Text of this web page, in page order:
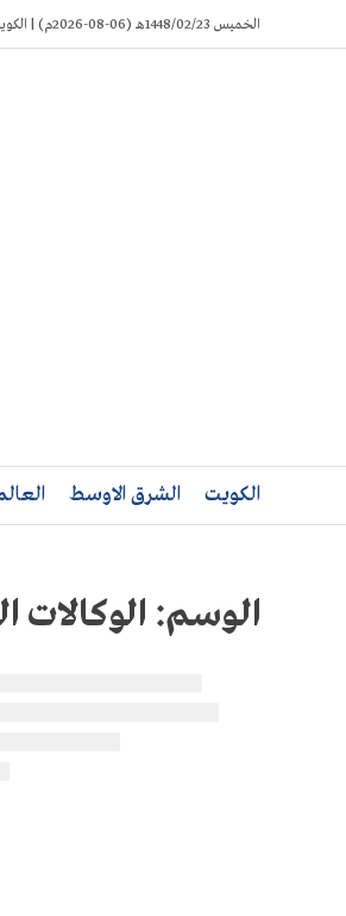
to
الخميس 1448/02/23هـ (06-08-2026م) | الكويت
الكويت الشرق الاوسط
الوسم: الوكالات